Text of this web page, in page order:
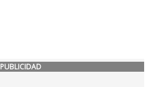
PUBLICIDAD